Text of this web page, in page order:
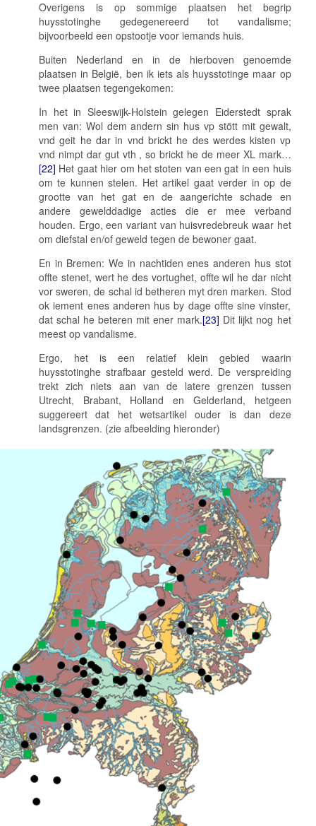
Overigens is op sommige plaatsen het begrip
huysstotinghe gedegenereerd tot vandalisme;
bijvoorbeeld een opstootje voor iemands huis.
Buiten Nederland en in de hierboven genoemde
plaatsen in België, ben ik iets als huysstotinge maar op
twee plaatsen tegengekomen:
In het in Sleeswijk-Holstein gelegen Eiderstedt sprak
men van: Wol dem andern sin hus vp stött mit gewalt,
vnd geit he dar in vnd brickt he des werdes kisten vp
vnd nimpt dar gut vth , so brickt he de meer XL mark…
[22] Het gaat hier om het stoten van een gat in een huis
om te kunnen stelen. Het artikel gaat verder in op de
grootte van het gat en de aangerichte schade en
andere gewelddadige acties die er mee verband
houden. Ergo, een variant van huisvredebreuk waar het
om diefstal en/of geweld tegen de bewoner gaat.
En in Bremen:We in nachtiden enes anderen hus stot
offte stenet, wert he des vortughet, offte wil he dar nicht
vor sweren, de schal id betheren myt dren marken. Stod
ok iement enes anderen hus by dage offte sine vinster,
dat schal he beteren mit ener mark.[23] Dit lijkt nog het
meest op vandalisme.
Ergo, het is een relatief klein gebied waarin
huysstotinghestrafbaar gesteld werd. De verspreiding
trekt zich niets aan van de latere grenzen tussen
Utrecht, Brabant, Holland en Gelderland, hetgeen
suggereert dat het wetsartikel ouder is dan deze
landsgrenzen. (zie afbeelding hieronder)